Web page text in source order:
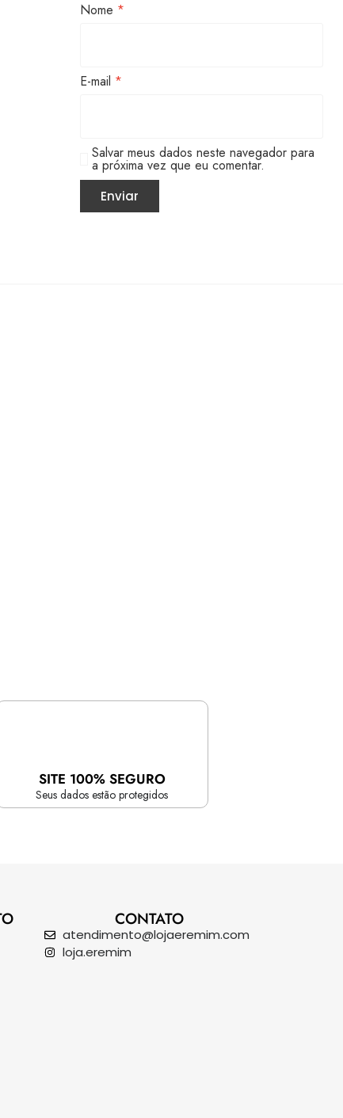
Nome *
E-mail *
Salvar meus dados neste navegador para
a próxima vez que eu comentar.
SITE 100% SEGURO
Seus dados estão protegidos
CONTATO
atendimento@lojaeremim.com
loja.eremim